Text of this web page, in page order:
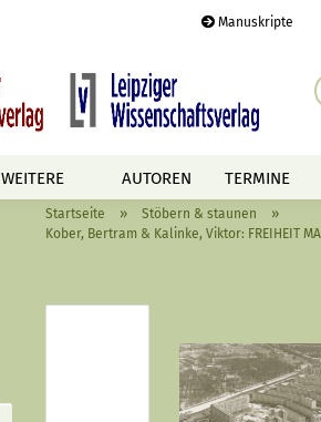
Manuskripte
AUTOREN TERMINE
WEITERE
Startseite » Stöbern & staunen »
Kober, Bertram & Kalinke, Viktor: FREIHEIT